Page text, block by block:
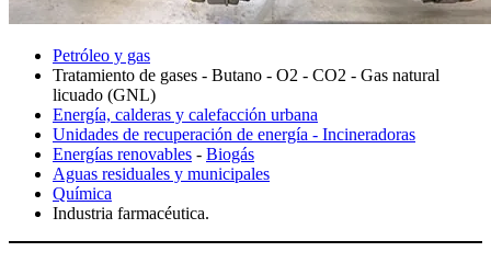
Petróleo y gas
Tratamiento de gases - Butano - O2 - CO2 - Gas natural
licuado (GNL)
Energía, calderas y calefacción urbana
Unidades de recuperación de energía - Incineradoras
Energías renovables - Biogás
Aguas residuales y municipales
Química
Industria farmacéutica.